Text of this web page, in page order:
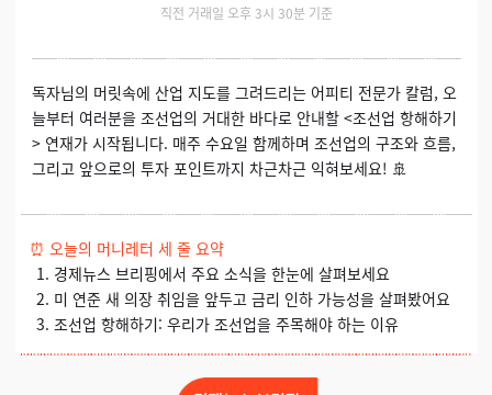
직전 거래일 오후 3시 30분 기준
독자님의 머릿속에 산업 지도를 그려드리는 어피티 전문가 칼럼, 오
늘부터 여러분을 조선업의 거대한 바다로 안내할 <조선업 항해하기
> 연재가 시작됩니다. 매주 수요일 함께하며 조선업의 구조와 흐름,
그리고 앞으로의 투자 포인트까지 차근차근 익혀보세요! 🚢
⏰ 오늘의 머니레터 세 줄 요약
경제뉴스 브리핑에서 주요 소식을 한눈에 살펴보세요
미 연준 새 의장 취임을 앞두고 금리 인하 가능성을 살펴봤어요
조선업 항해하기: 우리가 조선업을 주목해야 하는 이유